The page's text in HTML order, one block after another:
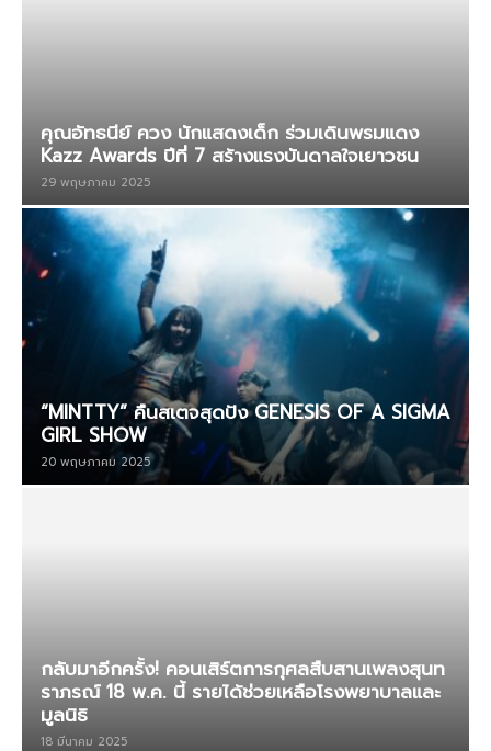
คุณอัทธนีย์ ควง นักแสดงเด็ก ร่วมเดินพรมแดง
Kazz Awards ปีที่ 7 สร้างแรงบันดาลใจเยาวชน
29 พฤษภาคม 2025
“MINTTY” คืนสเตจสุดปัง GENESIS OF A SIGMA
GIRL SHOW
20 พฤษภาคม 2025
กลับมาอีกครั้ง! คอนเสิร์ตการกุศลสืบสานเพลงสุนท
ราภรณ์ 18 พ.ค. นี้ รายได้ช่วยเหลือโรงพยาบาลและ
มูลนิธิ
18 มีนาคม 2025